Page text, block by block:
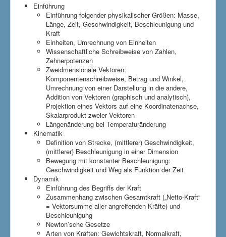
Einführung
Einführung folgender physikalischer Größen: Masse,
Länge, Zeit, Geschwindigkeit, Beschleunigung und
Kraft
Einheiten, Umrechnung von Einheiten
Wissenschaftliche Schreibweise von Zahlen,
Zehnerpotenzen
Zweidmensionale Vektoren:
Komponentenschreibweise, Betrag und Winkel,
Umrechnung von einer Darstellung in die andere,
Addition von Vektoren (graphisch und analytisch),
Projektion eines Vektors auf eine Koordinatenachse,
Skalarprodukt zweier Vektoren
Längenänderung bei Temperaturänderung
Kinematik
Definition von Strecke, (mittlerer) Geschwindigkeit,
(mittlerer) Beschleunigung in einer Dimension
Bewegung mit konstanter Beschleunigung:
Geschwindigkeit und Weg als Funktion der Zeit
Dynamik
Einführung des Begriffs der Kraft
Zusammenhang zwischen Gesamtkraft („Netto-Kraft“
= Vektorsumme aller angreifenden Kräfte) und
Beschleunigung
Newton’sche Gesetze
Arten von Kräften: Gewichtskraft, Normalkraft,